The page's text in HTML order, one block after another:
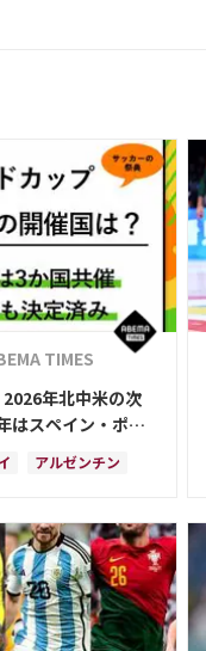
TIMES
2026年北中米の次
はスペイン・ポル
か国共催！ ウルグ
パラグアイでも限
アルゼンチン
ア メキシコ
イングランド
セルビア
ア カタール